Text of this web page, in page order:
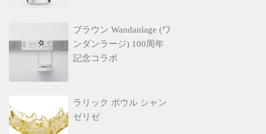
ブラウン Wandanlage (ワ
ンダンラージ) 100周年
記念コラボ
ラリック ボウル シャン
ゼリゼ